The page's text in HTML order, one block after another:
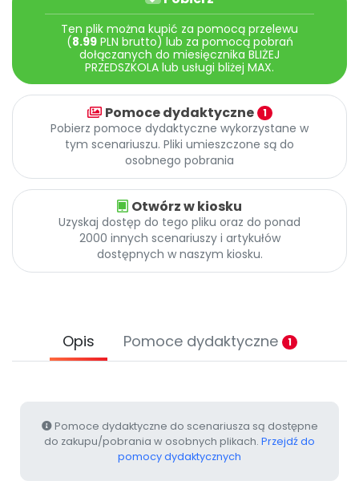
Archiwalne numery
Pomoc
Promocje
Ten plik można kupić za pomocą przelewu
(8.99PLN brutto) lub za pomocą pobrań
dołączanych do miesięcznika BLIŻEJ
PRZEDSZKOLA lub usługi bliżej MAX.
Pomoce dydaktyczne 1
Pobierz pomoce dydaktyczne wykorzystane w
tym scenariuszu. Pliki umieszczone są do
osobnego pobrania
Otwórz w kiosku
Uzyskaj dostęp do tego pliku oraz do ponad
2000 innych scenariuszy i artykułów
dostępnych w naszym kiosku.
Opis Pomoce dydaktyczne 1
Pomoce dydaktyczne do scenariusza są dostępne
do zakupu/pobrania w osobnych plikach. Przejdź do
pomocy dydaktycznych